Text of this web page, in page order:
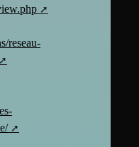
reseau-